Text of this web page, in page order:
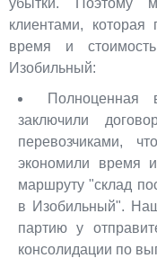
убытки. Поэтому
клиентами, которая
время и
Изобильный:
Полноценная
заключили
перевозчиками,
экономили время
маршруту "склад
в Изобильный".
партию у
консолидации по